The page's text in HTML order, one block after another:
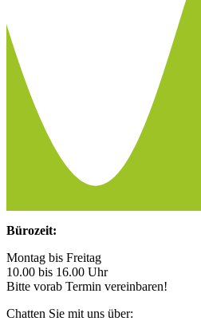
Bürozeit:
Montag bis Freitag
10.00 bis 16.00 Uhr
Bitte vorab Termin vereinbaren!
Chatten Sie mit uns über: